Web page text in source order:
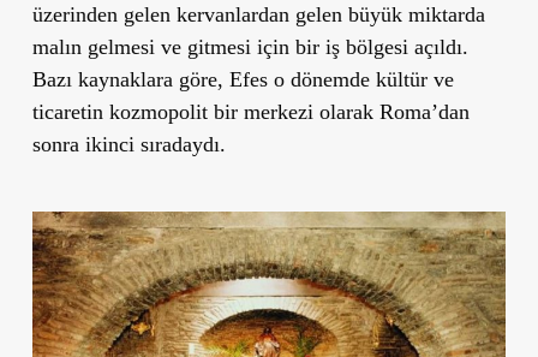
üzerinden gelen kervanlardan gelen büyük miktarda
malın gelmesi ve gitmesi için bir iş bölgesi açıldı.
Bazı kaynaklara göre, Efes o dönemde kültür ve
ticaretin kozmopolit bir merkezi olarak Roma’dan
sonra ikinci sıradaydı.